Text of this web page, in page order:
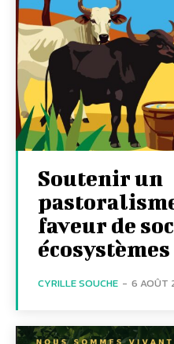
Soutenir un
faveur de
CYRILLE SOUCHE - 6 AOÛT